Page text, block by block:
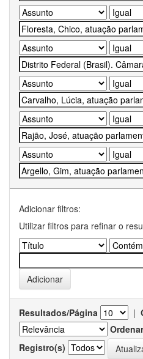
Adicionar filtros:
Utilizar filtros para refinar o
Resultados/Página |
Ordenar
Registro(s)